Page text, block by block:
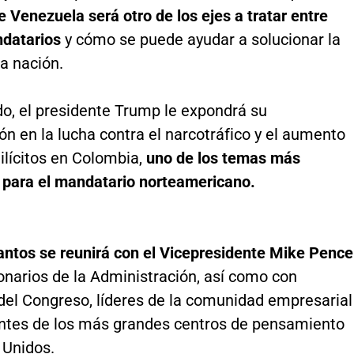
Venezuela será otro de los ejes a tratar entre
y cómo se puede ayudar a solucionar la
nación.
el presidente Trump le expondrá su
en la lucha contra el narcotráfico y el aumento
en Colombia, uno de los temas más
el mandatario norteamericano.
se reunirá con el Vicepresidente Mike Pence
de la Administración, así como con
Congreso, líderes de la comunidad
de los más grandes centros de pensamiento